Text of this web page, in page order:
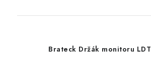
Brateck Držák monitoru